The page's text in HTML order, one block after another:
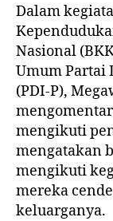
Dalam
Nasional
Umum Partai
(PDI-P),
mengikuti
mengatakan
mengikuti
mereka
keluarganya.